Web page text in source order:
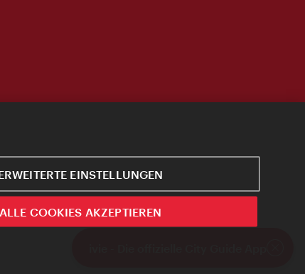
EINSTELLUNGEN
ALLE COOKIES AKZEPTIEREN